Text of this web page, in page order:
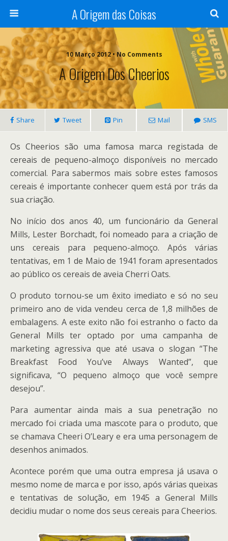
A Origem das Coisas
10 Março 2012 • No Comments
A Origem Dos Cheerios
Share Tweet Pin Mail SMS
Os Cheerios são uma famosa marca registada de
cereais de pequeno-almoço disponíveis no mercado
comercial. Para sabermos mais sobre estes famosos
cereais é importante conhecer quem está por trás da
sua criação.
No início dos anos 40, um funcionário da General
Mills, Lester Borchadt, foi nomeado para a criação de
uns cereais para pequeno-almoço. Após várias
tentativas, em 1 de Maio de 1941 foram apresentados
ao público os cereais de aveia Cherri Oats.
O produto tornou-se um êxito imediato e só no seu
primeiro ano de vida vendeu cerca de 1,8 milhões de
embalagens. A este exito não foi estranho o facto da
General Mills ter optado por uma campanha de
marketing agressiva que até usava o slogan “The
Breakfast Food You’ve Always Wanted”, que
significava, “O pequeno almoço que você sempre
desejou”.
Para aumentar ainda mais a sua penetração no
mercado foi criada uma mascote para o produto, que
se chamava Cheeri O’Leary e era uma personagem de
desenhos animados.
Acontece porém que uma outra empresa já usava o
mesmo nome de marca e por isso, após várias queixas
e tentativas de solução, em 1945 a General Mills
decidiu mudar o nome dos seus cereais para Cheerios.